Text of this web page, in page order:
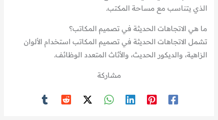
الذي يتناسب مع مساحة المكتب.
ما هي الاتجاهات الحديثة في تصميم المكاتب؟
تشمل الاتجاهات الحديثة في تصميم المكاتب استخدام الألوان
الزاهية، والديكور الحديث، والأثاث المتعدد الوظائف.
مشاركة